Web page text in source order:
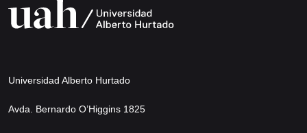
Universidad Alberto Hurtado
Avda. Bernardo O’Higgins 1825